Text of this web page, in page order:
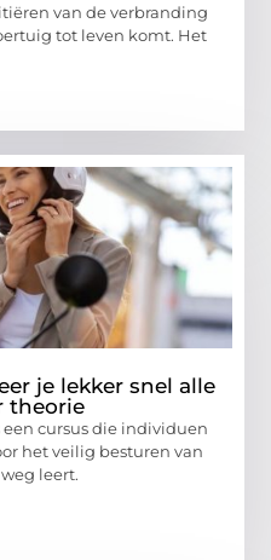
van de verbranding
tot leven komt. Het
je lekker snel alle
theorie
een cursus die individuen
het veilig besturen van
leert.